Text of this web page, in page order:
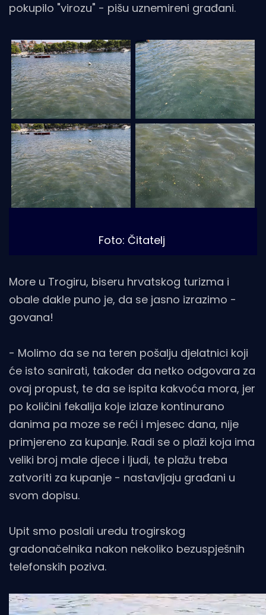
pokupilo "virozu" - pišu uznemireni građani.
Foto: Čitatelj
More u Trogiru, biseru hrvatskog turizma i
obale dakle puno je, da se jasno izrazimo -
govana!
- Molimo da se na teren pošalju djelatnici koji
će isto sanirati, također da netko odgovara za
ovaj propust, te da se ispita kakvoća mora, jer
po količini fekalija koje izlaze kontinurano
danima pa moze se reći i mjesec dana, nije
primjereno za kupanje. Radi se o plaži koja ima
veliki broj male djece i ljudi, te plažu treba
zatvoriti za kupanje - nastavljaju građani u
svom dopisu.
Upit smo poslali uredu trogirskog
gradonačelnika nakon nekoliko bezuspješnih
telefonskih poziva.